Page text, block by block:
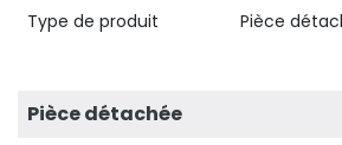
Type de produit
Pièce
Pièce détachée